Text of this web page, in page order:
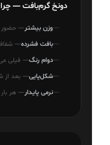
دونخ گرم‌بافت — چرا
وزن بیشتر— حضور
بافت فشرده—
دوام رنگ— فیلی
شکل‌پایی— بعد از
نرمی پایدار— هر